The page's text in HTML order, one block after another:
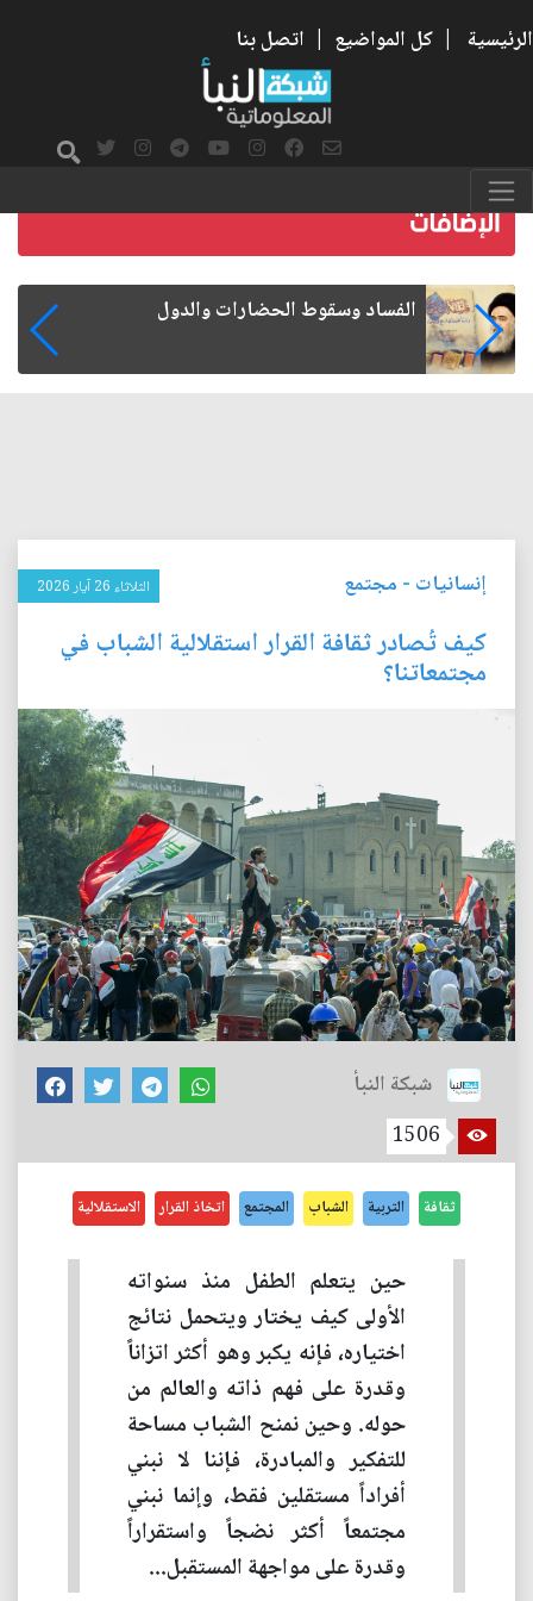
الرئيسية | كل المواضيع | اتصل بنا
رواتب الموظفين على صفيح ساخن
إنسانيات - مجتمع الثلاثاء 26 آيار 2026
كيف تُصادر ثقافة القرار استقلالية الشباب في
مجتمعاتنا؟
شبكة النبأ
1506
ثقافة التربية الشباب المجتمع اتخاذ القرار الاستقلالية
حين يتعلم الطفل منذ سنواته
الأولى كيف يختار ويتحمل نتائج
اختياره، فإنه يكبر وهو أكثر اتزاناً
وقدرة على فهم ذاته والعالم من
حوله. وحين نمنح الشباب مساحة
للتفكير والمبادرة، فإننا لا نبني
أفراداً مستقلين فقط، وإنما نبني
مجتمعاً أكثر نضجاً واستقراراً
وقدرة على مواجهة المستقبل...